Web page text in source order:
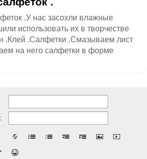
.У нас засохли влажные
использовать их в творчестве
.Клей .Салфетки .Смазываем лист
на него салфетки в форме